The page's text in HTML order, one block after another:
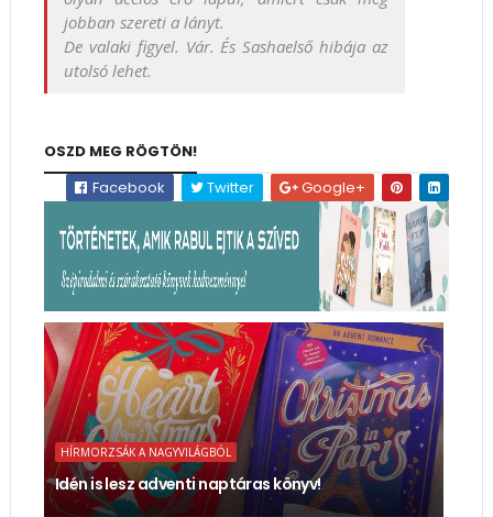
jobban szereti a lányt.
De valaki figyel. Vár. És Sashaelső hibája az
utolsó lehet.
OSZD MEG RÖGTÖN!
Facebook
Twitter Google+
HÍRMORZSÁK A NAGYVILÁGBÓL
Idén is lesz adventi naptáras könyv!